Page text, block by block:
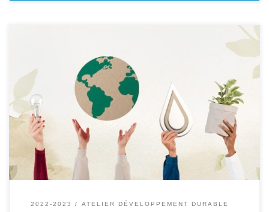
Du 15 au 21 mai, les éco-délégués vous proposent de participer à
une semaine défis autour du développement durable. Vous
pourrez participer à ces défis en remplissant la fiche ci-dessous ou
scannant le QR code au bas de la feuille. A vous de jouer !
2022-2023 ATELIER DÉVELOPPEMENT DURABLE